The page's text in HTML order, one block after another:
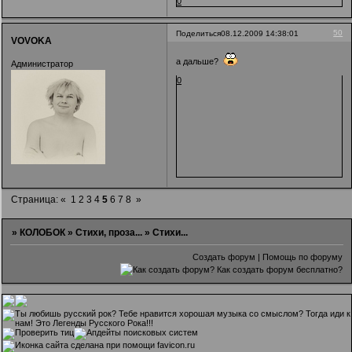
Поделиться 50
08.12.2009 14:38:01
VOVOKA
Администратор
а дальше?
0
Страница:« 1 2 3 4 5 6 7 8 »
»КОЛОБОК »Стихи, проза... »Стихи...
Создать форум | Помощь по форуму